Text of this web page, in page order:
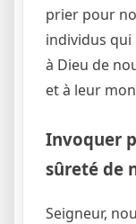
prier pour
individus
à Dieu de
et à leur
Invoquer
sûreté de
Seigneur,